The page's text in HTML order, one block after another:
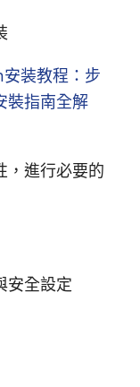
装教程：步
裝指南全解
，進行必要的
安全設定